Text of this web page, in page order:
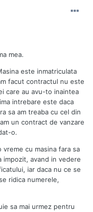
mea.
este inmatriculata
facut contractul nu este
care au avu-to inaintea
intrebare este daca
sa am treaba cu cel din
un contract de vanzare
o.
cu masina fara sa
avand in vedere
iar daca nu ce se
ridica numerele,
sa mai urmez pentru